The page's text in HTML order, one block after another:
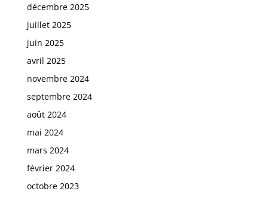
décembre 2025
juillet 2025
juin 2025
avril 2025
novembre 2024
septembre 2024
août 2024
mai 2024
mars 2024
février 2024
octobre 2023